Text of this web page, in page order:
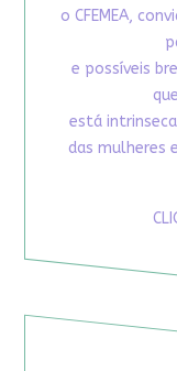
o CFEMEA,
e possíveis
está
das mulheres